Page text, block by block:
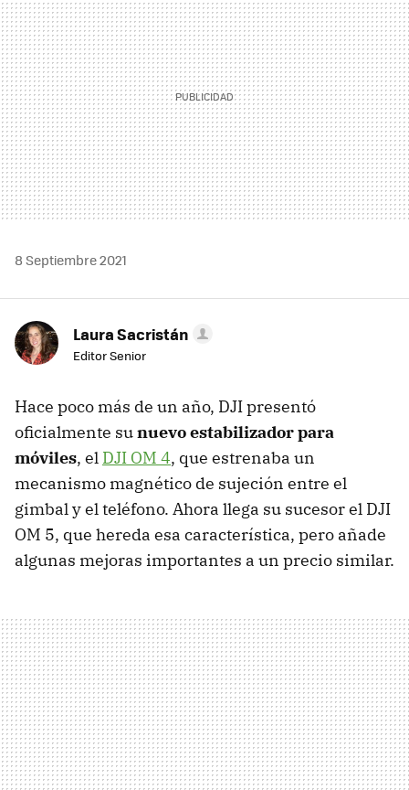
8 Septiembre 2021
Laura Sacristán
Editor Senior
Hace poco más de un año, DJI presentó
oficialmente sunuevo estabilizador para
móviles, el DJI OM 4, que estrenaba un
mecanismo magnético de sujeción entre el
gimbal y el teléfono. Ahora llega su sucesor el DJI
OM 5, que hereda esa característica, pero añade
algunas mejoras importantes a un precio similar.